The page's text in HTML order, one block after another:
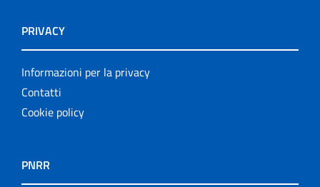
PRIVACY
Informazioni per la privacy
Contatti
Cookie policy
PNRR